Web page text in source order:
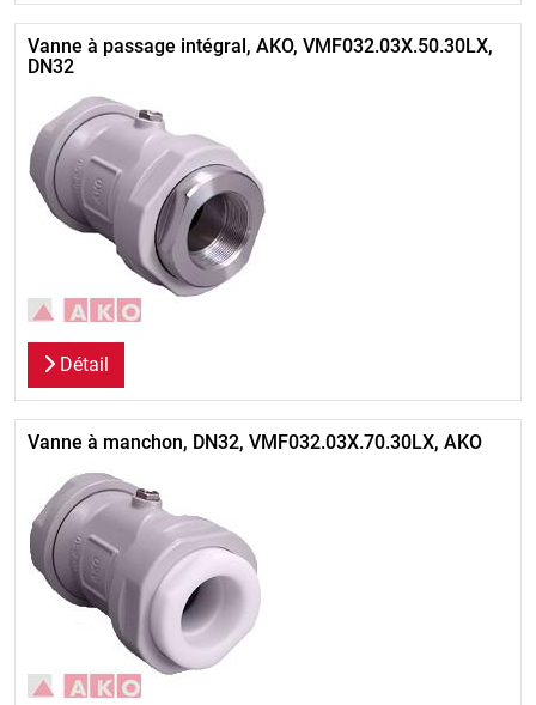
Vanne à passage intégral, AKO, VMF032.03X.50.30LX,
DN32
Détail
Vanne à manchon, DN32, VMF032.03X.70.30LX, AKO